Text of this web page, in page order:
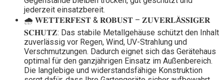
jederzeit einsatzbereit.
🌧️ 𝐖𝐄𝐓𝐓𝐄𝐑𝐅𝐄𝐒𝐓 & 𝐑𝐎𝐁𝐔𝐒𝐓 – 𝐙𝐔𝐕𝐄𝐑𝐋Ä𝐒𝐒𝐈𝐆𝐄𝐑
𝐒𝐂𝐇𝐔𝐓𝐙: Das stabile Metallgehäuse schützt den Inhalt
zuverlässig vor Regen, Wind, UV-Strahlung und
Verschmutzungen. Dadurch eignet sich das Gerätehaus
optimal für den ganzjährigen Einsatz im Außenbereich.
Die langlebige und widerstandsfähige Konstruktion